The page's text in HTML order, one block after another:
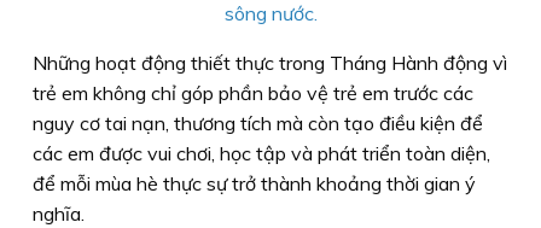
sông nước.
Những hoạt động thiết thực trong Tháng Hành động vì
trẻ em không chỉ góp phần bảo vệ trẻ em trước các
nguy cơ tai nạn, thương tích mà còn tạo điều kiện để
các em được vui chơi, học tập và phát triển toàn diện,
để mỗi mùa hè thực sự trở thành khoảng thời gian ý
nghĩa.